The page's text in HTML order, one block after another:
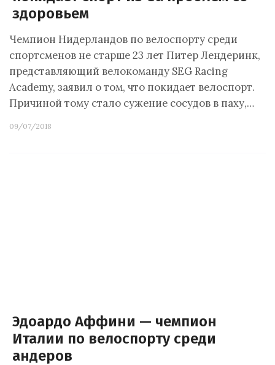
здоровьем
Чемпион Нидерландов по велоспорту среди
спортсменов не старше 23 лет Питер Лендеринк,
представляющий велокоманду SEG Racing
Academy, заявил о том, что покидает велоспорт.
Причиной тому стало сужение сосудов в паху,…
09/07/2018
Эдоардо Аффини — чемпион
Италии по велоспорту среди
андеров